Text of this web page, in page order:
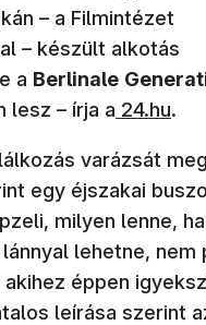
– a Filmintézet
– készült alkotás
a Berlinale
lesz – írja a 24.hu.
varázsát
egy éjszakai
milyen lenne,
lehetne, nem
éppen
leírása szerint